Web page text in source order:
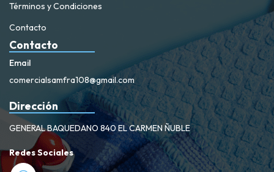
Términos y Condiciones
Contacto
Contacto
Email
comercialsamfra108@gmail.com
Dirección
GENERAL BAQUEDANO 840 EL CARMEN ÑUBLE
Redes Sociales